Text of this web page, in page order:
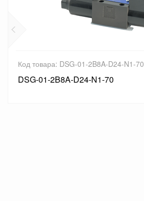
Код товара: DSG-01-2B8A-D24-N1-70
DSG-01-2B8A-D24-N1-70